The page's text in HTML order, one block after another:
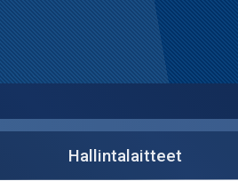
Hallintalaitteet